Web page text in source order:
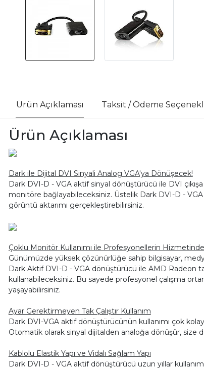
Ürün Açıklaması Taksit / Ödeme
Ürün Açıklaması
Dark ile Dijital DVI Sinyali Analog VGA'ya Dönüşecek!
Dark DVI-D - VGA aktif sinyal dönüştürücü ile DVI
monitöre bağlayabileceksiniz. Üstelik Dark DVI-D -
görüntü aktarımı gerçekleştirebilirsiniz.
Çoklu Monitör Kullanımı ile Profesyonellerin Hizmetinde
Günümüzde yüksek çözünürlüğe sahip bilgisayar,
Dark Aktif DVI-D - VGA dönüştürücü ile AMD Radeon
kullanabileceksiniz. Bu sayede profesyonel çalışma
yaşayabilirsiniz.
Ayar Gerektirmeyen Tak Çalıştır Kullanım
Dark DVI-VGA aktif dönüştürücünün kullanımı çok
Otomatik olarak sinyal dijitalden analoğa dönüşür, size
Kablolu Elastik Yapı ve Vidalı Sağlam Yapı
Dark DVI-D - VGA aktif dönüştürücü uzun yıllar